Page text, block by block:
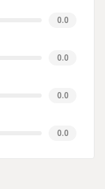
0.0
0.0
0.0
0.0